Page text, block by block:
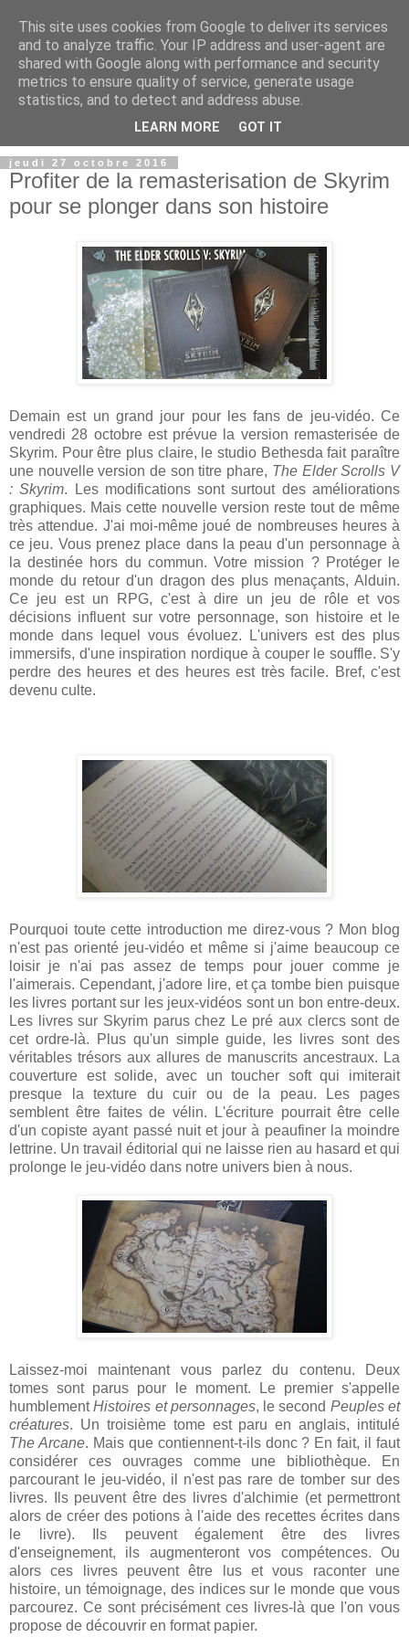
jeudi 27 octobre 2016
Profiter de la remasterisation de Skyrim
pour se plonger dans son histoire
Demain est un grand jour pour les fans de jeu-vidéo. Ce
vendredi 28 octobre est prévue la version remasterisée de
Skyrim. Pour être plus claire, le studio Bethesda fait paraître
une nouvelle version de son titre phare, The Elder Scrolls V
: Skyrim.
Les modifications sont surtout des améliorations
graphiques. Mais cette nouvelle version reste tout de même
très attendue. J'ai moi-même joué de nombreuses heures à
ce jeu. Vous prenez place dans la peau d'un personnage à
la destinée hors du commun. Votre mission ? Protéger le
monde du retour d'un dragon des plus menaçants, Alduin.
Ce jeu est un RPG, c'est à dire un jeu de rôle et vos
décisions influent sur votre personnage, son histoire et le
monde dans lequel vous évoluez. L'univers est des plus
immersifs, d'une inspiration nordique à couper le souffle. S'y
perdre des heures et des heures est très facile. Bref, c'est
devenu culte.
Pourquoi toute cette introduction me direz-vous ? Mon blog
n'est pas orienté jeu-vidéo et même si j'aime beaucoup ce
loisir je n'ai pas assez de temps pour jouer comme je
l'aimerais. Cependant, j'adore lire, et ça tombe bien puisque
les livres portant sur les jeux-vidéos sont un bon entre-deux.
Les livres sur Skyrim parus chez Le pré aux clercs sont de
cet ordre-là. Plus qu'un simple guide, les livres sont des
véritables trésors aux allures de manuscrits ancestraux. La
couverture est solide, avec un toucher soft qui imiterait
presque la texture du cuir ou de la peau. Les pages
semblent être faites de vélin. L'écriture pourrait être celle
d'un copiste ayant passé nuit et jour à peaufiner la moindre
lettrine. Un travail éditorial qui ne laisse rien au hasard et qui
prolonge le jeu-vidéo dans notre univers bien à nous.
Laissez-moi maintenant vous parlez du contenu. Deux
tomes sont parus pour le moment. Le premier s'appelle
humblementHistoires et personnages, le second Peuples et
créatures. Un troisième tome est paru en anglais, intitulé
The Arcane. Mais que contiennent-t-ils donc ? En fait, il faut
considérer ces ouvrages comme une bibliothèque. En
parcourant le jeu-vidéo, il n'est pas rare de tomber sur des
livres. Ils peuvent être des livres d'alchimie (et permettront
alors de créer des potions à l'aide des recettes écrites dans
le livre). Ils peuvent également être des livres
d'enseignement, ils augmenteront vos compétences. Ou
alors ces livres peuvent être lus et vous raconter une
histoire, un témoignage, des indices sur le monde que vous
parcourez. Ce sont précisément ces livres-là que l'on vous
propose de découvrir en format papier.
This site uses cookies from Google to deliver its services
and to analyze traffic. Your IP address and user-agent are
shared with Google along with performance and security
metrics to ensure quality of service, generate usage
statistics, and to detect and address abuse.
LEARN MORE GOT IT